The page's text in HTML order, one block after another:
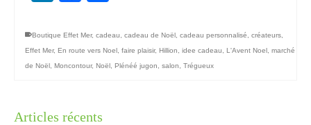
Boutique Effet Mer, cadeau cadeau de Noël cadeau personnalisé créateurs
Effet Mer, En route vers Noel faire plaisir, Hillion idee cadeau L'Avent Noel marché
de Noël Moncontour, Noël Plénéé jugon salon Trégueux
Articles récents